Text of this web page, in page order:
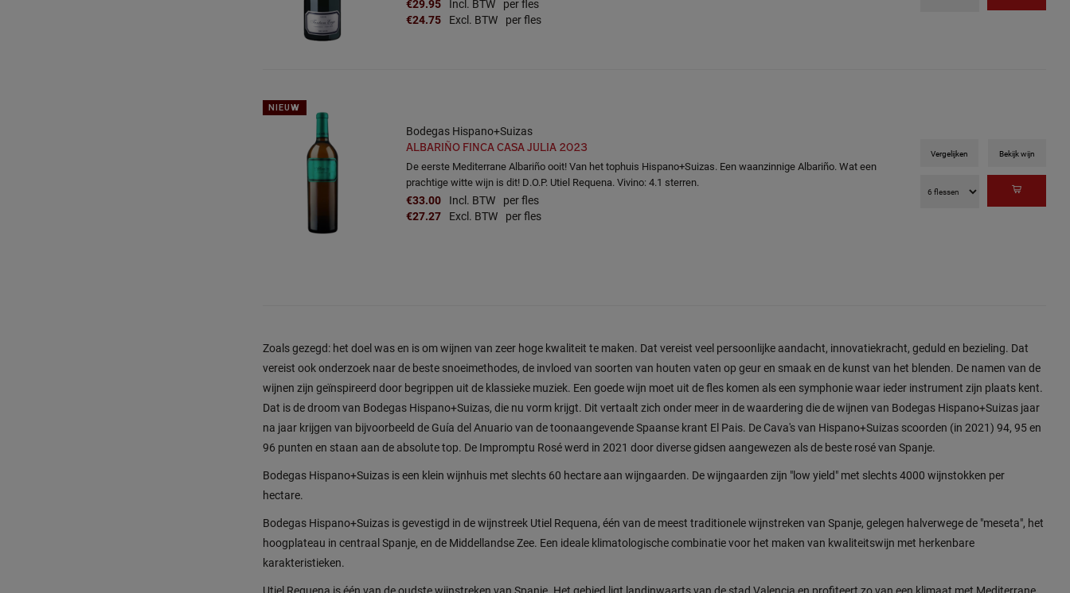
€29.95 Incl. BTW per fles
€24.75 Excl. BTW per fles
NIEUW
Bodegas Hispano+Suizas
ALBARIÑO FINCA CASA JULIA 2023
De eerste Mediterrane Albariño ooit! Van het tophuis Hispano+Suizas. Een waanzinnige Albariño. Wat een
prachtige witte wijn is dit! D.O.P. Utiel Requena. Vivino: 4.1 sterren.
€33.00 Incl. BTW per fles
€27.27 Excl. BTW per fles
Vergelijken Bekijk wijn
Zoals gezegd: het doel was en is om wijnen van zeer hoge kwaliteit te maken. Dat vereist veel persoonlijke aandacht, innovatiekracht, geduld en bezieling. Dat
vereist ook onderzoek naar de beste snoeimethodes, de invloed van soorten van houten vaten op geur en smaak en de kunst van het blenden. De namen van de
wijnen zijn geïnspireerd door begrippen uit de klassieke muziek. Een goede wijn moet uit de fles komen als een symphonie waar ieder instrument zijn plaats kent.
Dat is de droom van Bodegas Hispano+Suizas, die nu vorm krijgt. Dit vertaalt zich onder meer in de waardering die de wijnen van Bodegas Hispano+Suizas jaar
na jaar krijgen van bijvoorbeeld de Guía del Anuario van de toonaangevende Spaanse krant El Pais. De Cava's van Hispano+Suizas scoorden (in 2021) 94, 95 en
96 punten en staan aan de absolute top. De Impromptu Rosé werd in 2021 door diverse gidsen aangewezen als de beste rosé van Spanje.
Bodegas Hispano+Suizas is een klein wijnhuis met slechts 60 hectare aan wijngaarden. De wijngaarden zijn "low yield" met slechts 4000 wijnstokken per
hectare.
Bodegas Hispano+Suizas is gevestigd in de wijnstreek Utiel Requena, één van de meest traditionele wijnstreken van Spanje, gelegen halverwege de "meseta", het
hoogplateau in centraal Spanje, en de Middellandse Zee. Een ideale klimatologische combinatie voor het maken van kwaliteitswijn met herkenbare
karakteristieken.